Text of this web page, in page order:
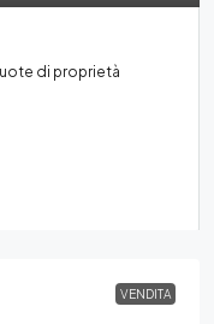
di proprietà
VENDITA